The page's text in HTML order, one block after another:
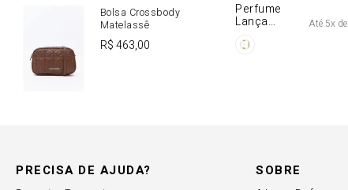
Bolsa Crossbody
Matelassê
R$463,00
Perfume
Lança Até 5x de
PRECISA DE AJUDA? SOBRE